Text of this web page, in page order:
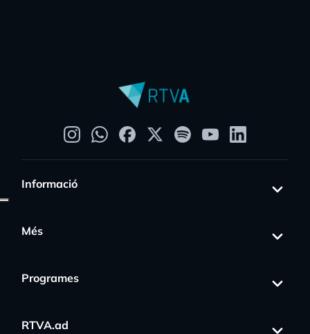
Informació
Més
Programes
RTVA.ad